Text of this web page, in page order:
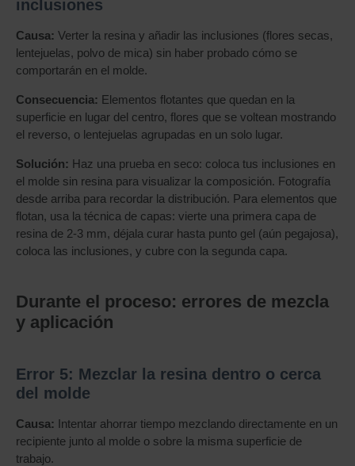
inclusiones
Causa: Verter la resina y añadir las inclusiones (flores secas,
lentejuelas, polvo de mica) sin haber probado cómo se
comportarán en el molde.
Consecuencia: Elementos flotantes que quedan en la
superficie en lugar del centro, flores que se voltean mostrando
el reverso, o lentejuelas agrupadas en un solo lugar.
Solución: Haz una prueba en seco: coloca tus inclusiones en
el molde sin resina para visualizar la composición. Fotografía
desde arriba para recordar la distribución. Para elementos que
flotan, usa la técnica de capas: vierte una primera capa de
resina de 2-3 mm, déjala curar hasta punto gel (aún pegajosa),
coloca las inclusiones, y cubre con la segunda capa.
Durante el proceso: errores de mezcla
y aplicación
Error 5: Mezclar la resina dentro o cerca
del molde
Causa: Intentar ahorrar tiempo mezclando directamente en un
recipiente junto al molde o sobre la misma superficie de
trabajo.